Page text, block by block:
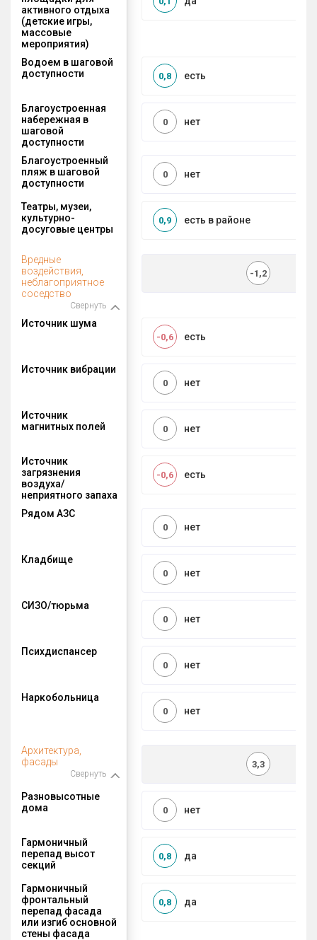
активного отдыха
(детские игры,
массовые
мероприятия)
Водоем в шаговой
доступности
есть
0,8
Благоустроенная
набережная в
шаговой
доступности
нет
0
Благоустроенный
пляж в шаговой
доступности
нет
0
Театры, музеи,
культурно-
досуговые центры
есть в районе
0,9
Вредные
воздействия,
неблагоприятное
соседство
Свернуть
-1,2
Источник шума
есть
-0,6
Источник вибрации
нет
0
Источник
магнитных полей
нет
0
Источник
загрязнения
воздуха/
неприятного запаха
есть
-0,6
Рядом АЗС
нет
0
Кладбище
нет
0
СИЗО/тюрьма
нет
0
Психдиспансер
нет
0
Наркобольница
нет
0
Архитектура,
фасады
Свернуть
3,3
Разновысотные
дома
нет
0
Гармоничный
перепад высот
секций
да
0,8
Гармоничный
фронтальный
перепад фасада
или изгиб основной
стены фасада
да
0,8